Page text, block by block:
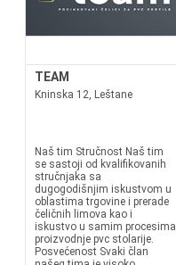
TEAM
Kninska 12, Leštane
Naš tim Stručnost Naš tim
se sastoji od kvalifikovanih
stručnjaka sa
dugogodišnjim iskustvom u
oblastima trgovine i prerade
čeličnih limova kao i
iskustvo u samim procesima
proizvodnje pvc stolarije.
Posvećenost Svaki član